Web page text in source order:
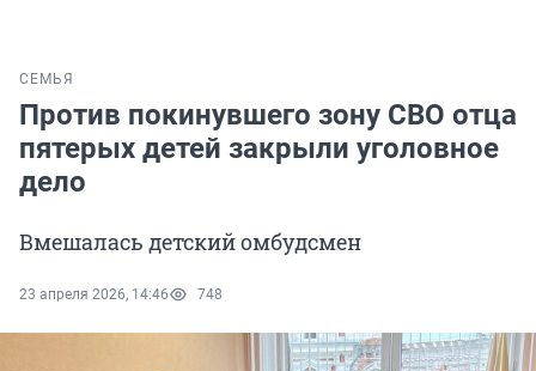
СЕМЬЯ
Против покинувшего зону СВО отца
пятерых детей закрыли уголовное
дело
Вмешалась детский омбудсмен
23 апреля 2026, 14:46 748